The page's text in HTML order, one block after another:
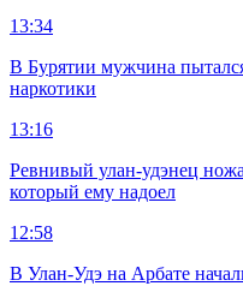
13:34
В Бурятии мужчина
наркотики
13:16
Ревнивый улан-удэнец
который ему надоел
12:58
В Улан-Удэ на Арбате